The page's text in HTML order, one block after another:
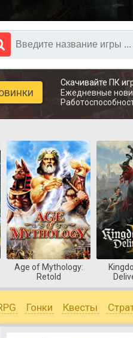
Скачивайте ПК
Ежедневные
Age of Mythology:
Retold
Гонки Квесты